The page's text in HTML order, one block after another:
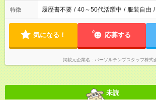
特徴 履歴書不要 / 40～50代活躍中 / 服装自由 /
気になる！ 応募する
掲載元企業名 パーソルテンプスタッフ株式
未読